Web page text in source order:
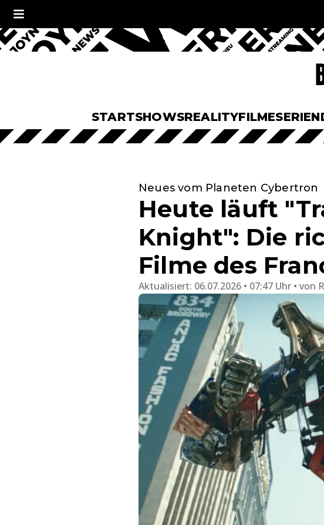
STARTSHOWSREALITYFILMESERIEN
Neues vom Planeten Cybertron
Heute läuft
Knight": Die
Filme des
Aktualisiert: 06.07.2026 • 07:47 Uhr von